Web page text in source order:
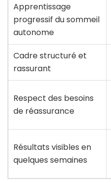
Apprentissage
progressif du sommeil
autonome
Cadre structuré et
rassurant
Respect des besoins
de réassurance
Résultats visibles en
quelques semaines